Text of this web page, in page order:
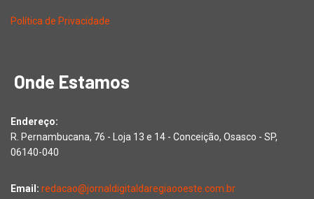
Política de Privacidade
Onde Estamos
Endereço:
R. Pernambucana, 76 - Loja 13 e 14 - Conceição, Osasco - SP,
06140-040
Email: redacao@jornaldigitaldaregiaooeste.com.br